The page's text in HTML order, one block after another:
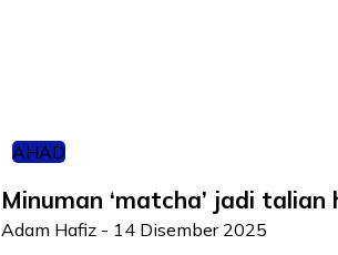
AHAD
Minuman ‘matcha’ jadi talian
Adam Hafiz - 14 Disember 2025